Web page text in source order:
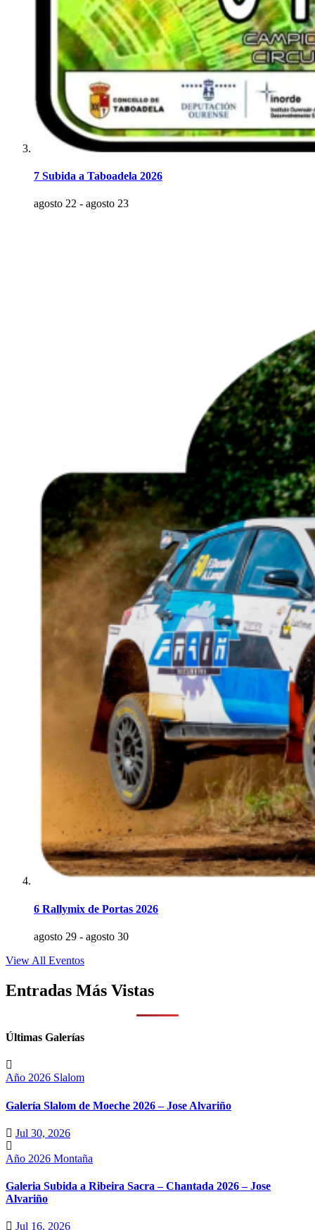
7 Subida a Taboadela 2026
agosto 22 - agosto 23
6 Rallymix de Portas 2026
agosto 29 - agosto 30
View All Eventos
Entradas Más Vistas
Últimas Galerías
Año 2026 Slalom
Galería Slalom de Moeche 2026 – Jose Alvariño
Jul 30, 2026
Año 2026 Montaña
Galeria Subida a Ribeira Sacra – Chantada 2026 – Jose
Alvariño
Jul 16, 2026